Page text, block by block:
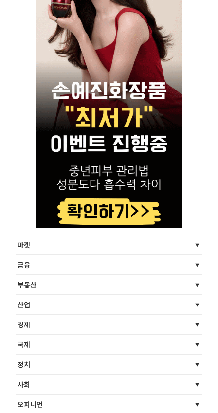
마켓
금융
부동산
산업
경제
국제
정치
사회
오피니언